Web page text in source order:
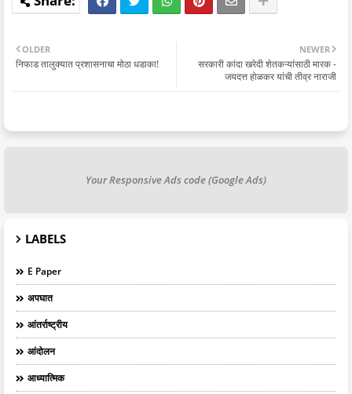
NEWER
सरकारी कांदा खरेदी शेतकऱ्यांसाठी मारक -
जयदत्त होळकर यांची तीव्र नाराजी
OLDER
निफाड तालुक्यात प्रशासनाचा मोठा धडाका!
Your Responsive Ads code (Google Ads)
LABELS
E Paper
अपघात
आंतर्राष्ट्रीय
आंदोलन
आध्यात्मिक